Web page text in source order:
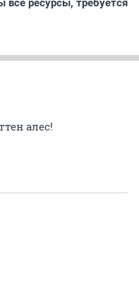
ресурсы, требуется
алес!